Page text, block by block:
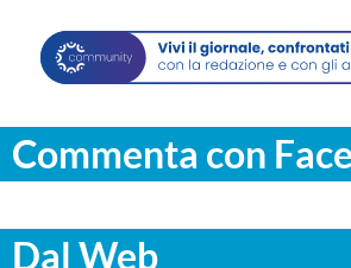
Commenta con
Dal Web